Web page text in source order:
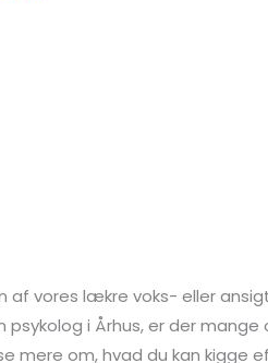
af vores lækre voks- eller
psykolog i Århus, er der
mere om, hvad du kan kigge